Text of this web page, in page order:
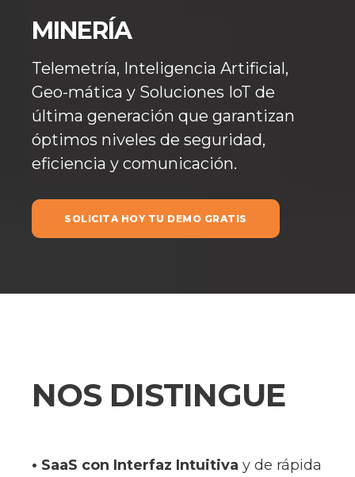
MINERÍA
Telemetría, Inteligencia Artificial,
Geo-mática y Soluciones IoT de
última generación que garantizan
óptimos niveles de seguridad,
eficiencia y comunicación.
SOLICITA HOY TU DEMO GRATIS
NOS DISTINGUE
• SaaS con Interfaz Intuitiva y de rápida